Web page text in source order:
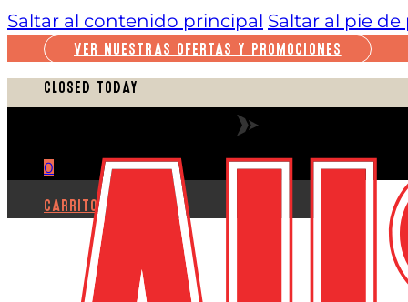
Saltar al contenido principal Saltar al pie de
VER NUESTRAS OFERTAS Y PROMOCIONES
CLOSED TODAY
0
CARRITO